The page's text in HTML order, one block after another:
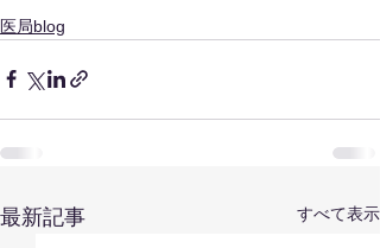
医局blog
最新記事 すべて表示